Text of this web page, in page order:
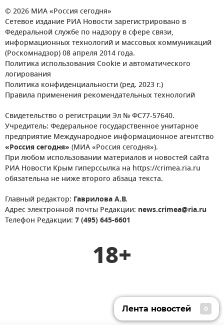
© 2026 МИА «Россия сегодня»
Сетевое издание РИА Новости зарегистрировано в
Федеральной службе по надзору в сфере связи,
информационных технологий и массовых коммуникаций
(Роскомнадзор) 08 апреля 2014 года.
Политика использования Cookie и автоматического
логирования
Политика конфиденциальности (ред. 2023 г.)
Правила применения рекомендательных технологий
Свидетельство о регистрации Эл № ФС77-57640.
Учредитель: Федеральное государственное унитарное
предприятие Международное информационное агентство
«Россия сегодня» (МИА «Россия сегодня»).
При любом использовании материалов и новостей сайта
РИА Новости Крым гиперссылка на https://crimea.ria.ru
обязательна не ниже второго абзаца текста.
Главный редактор: Гаврилова А.В.
Адрес электронной почты Редакции: news.crimea@ria.ru
Телефон Редакции: 7 (495) 645-6601
18+
Лента новостей 0
Лента новостей